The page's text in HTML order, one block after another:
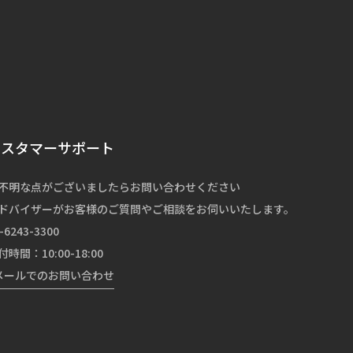
タマーサポート
明な点がございましたらお問い合わせください
バイザーがお客様のご質問やご相談をお伺いいたします。
6243-3300
時間：10:00-18:00
ールでのお問い合わせ